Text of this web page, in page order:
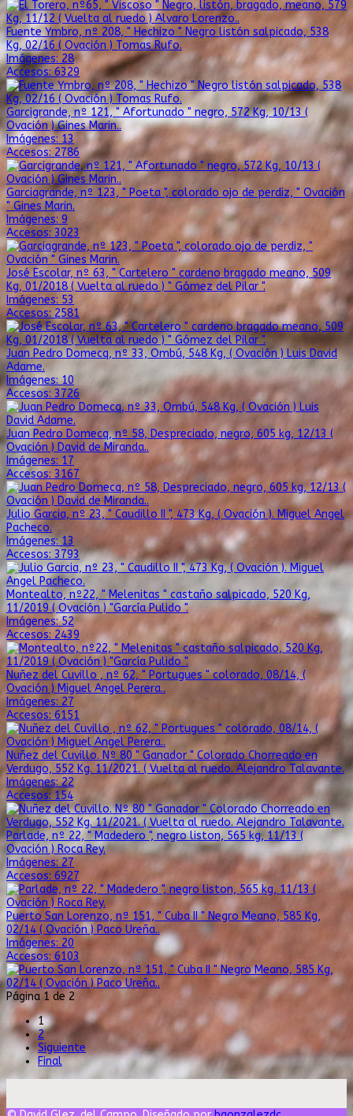
Fuente Ymbro, nº 208, " Hechizo " Negro listón salpicado, 538
Kg, 02/16 ( Ovación ) Tomas Rufo.
Imágenes: 28
Accesos: 6329
Garcigrande, nº 121, " Afortunado " negro, 572 Kg, 10/13 (
Ovación ) Gines Marin..
Imágenes: 13
Accesos: 2786
Garciagrande, nº 123, " Poeta ", colorado ojo de perdiz, " Ovación
" Gines Marin.
Imágenes: 9
Accesos: 3023
José Escolar, nº 63, " Cartelero " cardeno bragado meano, 509
Kg, 01/2018 ( Vuelta al ruedo ) " Gómez del Pilar ".
Imágenes: 53
Accesos: 2581
Juan Pedro Domecq, nº 33, Ombú, 548 Kg, ( Ovación ) Luis David
Adame.
Imágenes: 10
Accesos: 3726
Juan Pedro Domecq, nº 58, Despreciado, negro, 605 kg, 12/13 (
Ovación ) David de Miranda..
Imágenes: 17
Accesos: 3167
Julio Garcia, nº 23, " Caudillo II ", 473 Kg, ( Ovación ). Miguel Angel
Pacheco.
Imágenes: 13
Accesos: 3793
Montealto, nº22, " Melenitas " castaño salpicado, 520 Kg,
11/2019 ( Ovación ) "García Pulido ".
Imágenes: 52
Accesos: 2439
Nuñez del Cuvillo , nº 62, " Portugues " colorado, 08/14, (
Ovación ) Miguel Angel Perera..
Imágenes: 27
Accesos: 6151
Nuñez del Cuvillo. Nº 80 " Ganador " Colorado Chorreado en
Verdugo, 552 Kg. 11/2021. ( Vuelta al ruedo. Alejandro Talavante.
Imágenes: 22
Accesos: 154
Parlade, nº 22, " Madedero ", negro liston, 565 kg, 11/13 (
Ovación ) Roca Rey.
Imágenes: 27
Accesos: 6927
Puerto San Lorenzo, nª 151, " Cuba II " Negro Meano, 585 Kg,
02/14 ( Ovación ) Paco Ureña..
Imágenes: 20
Accesos: 6103
Página 1 de 2
1
2
Siguiente
Final